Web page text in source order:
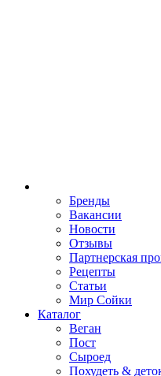
Бренды
Вакансии
Новости
Отзывы
Партнерская
Рецепты
Статьи
Мир Сойки
Каталог
Веган
Пост
Сыроед
Похудеть &